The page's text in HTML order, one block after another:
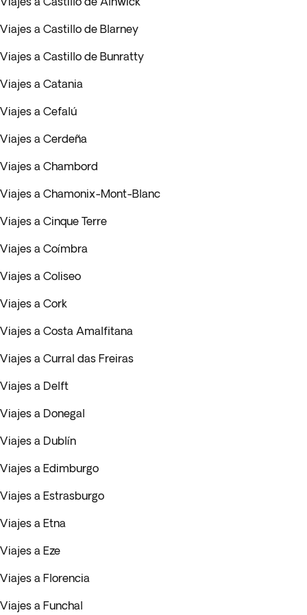
Viajes a Castillo de Blarney
Viajes a Castillo de Bunratty
Viajes a Catania
Viajes a Cefalú
Viajes a Cerdeña
Viajes a Chambord
Viajes a Chamonix-Mont-Blanc
Viajes a Cinque Terre
Viajes a Coímbra
Viajes a Coliseo
Viajes a Cork
Viajes a Costa Amalfitana
Viajes a Curral das Freiras
Viajes a Delft
Viajes a Donegal
Viajes a Dublín
Viajes a Edimburgo
Viajes a Estrasburgo
Viajes a Etna
Viajes a Eze
Viajes a Florencia
Viajes a Funchal